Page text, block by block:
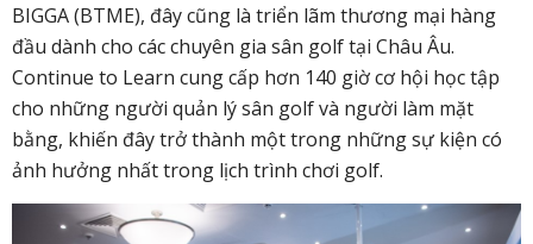
BIGGA (BTME), đây cũng là triển lãm thương mại hàng
đầu dành cho các chuyên gia sân golf tại Châu Âu.
Continue to Learn cung cấp hơn 140 giờ cơ hội học tập
cho những người quản lý sân golf và người làm mặt
bằng, khiến đây trở thành một trong những sự kiện có
ảnh hưởng nhất trong lịch trình chơi golf.